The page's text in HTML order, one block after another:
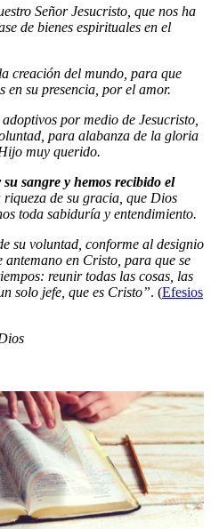
Señor Jesucristo, que nos ha
de bienes espirituales en el
creación del mundo, para que
en su presencia, por el amor.
por medio de Jesucristo,
para alabanza de la gloria
muy querido.
sangre y hemos recibido el
riqueza de su gracia, que Dios
toda sabiduría y entendimiento.
su voluntad, conforme al designio
en Cristo, para que se
reunir todas las cosas, las
solo jefe, que es Cristo”. (Efesios